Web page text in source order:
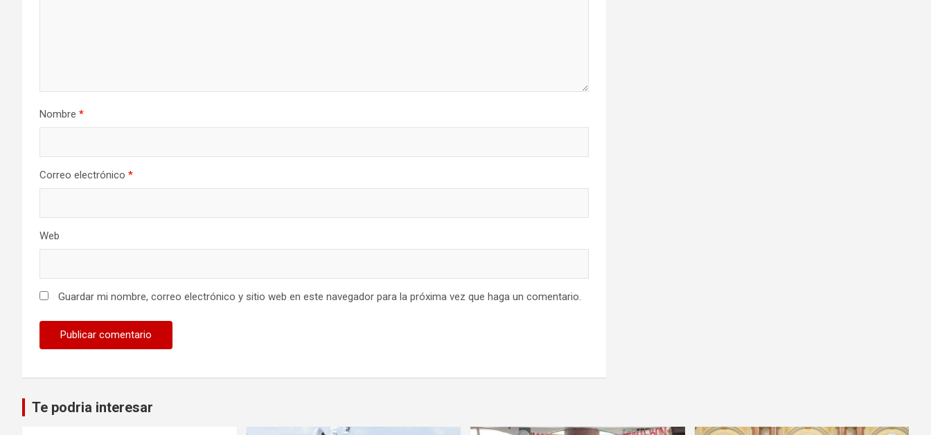
Nombre *
Correo electrónico *
Web
Guardar mi nombre, correo electrónico y sitio web en este navegador para la próxima vez que haga un comentario.
Te podria interesar